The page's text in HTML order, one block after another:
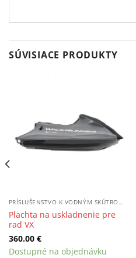
SÚVISIACE PRODUKTY
PRÍSLUŠENSTVO K VODNÝM SKÚTROM / LODIAM
Plachta na uskladnenie pre
rad VX
360.00 €
Dostupné na objednávku